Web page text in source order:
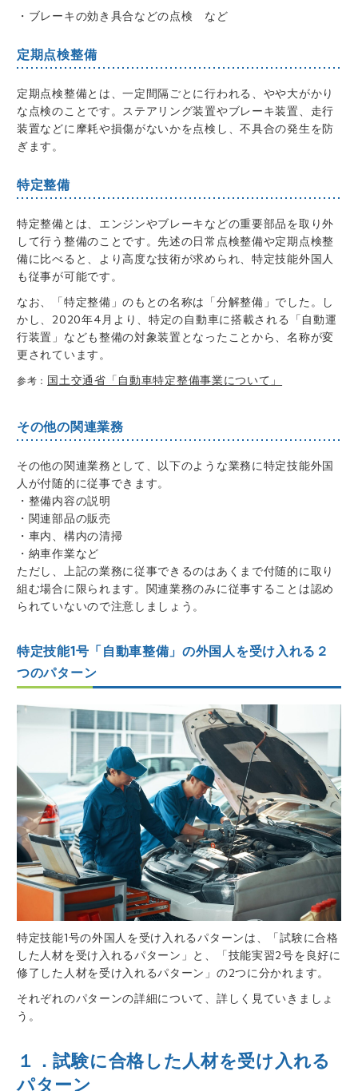
・ブレーキの効き具合などの点検 など
定期点検整備
定期点検整備とは、一定間隔ごとに行われる、やや大がかり
な点検のことです。ステアリング装置やブレーキ装置、走行
装置などに摩耗や損傷がないかを点検し、不具合の発生を防
ぎます。
特定整備
特定整備とは、エンジンやブレーキなどの重要部品を取り外
して行う整備のことです。先述の日常点検整備や定期点検整
備に比べると、より高度な技術が求められ、特定技能外国人
も従事が可能です。
なお、「特定整備」のもとの名称は「分解整備」でした。し
かし、2020年4月より、特定の自動車に搭載される「自動運
行装置」なども整備の対象装置となったことから、名称が変
更されています。
参考： 国土交通省「自動車特定整備事業について」
その他の関連業務
その他の関連業務として、以下のような業務に特定技能外国
人が付随的に従事できます。
・整備内容の説明
・関連部品の販売
・車内、構内の清掃
・納車作業など
ただし、上記の業務に従事できるのはあくまで付随的に取り
組む場合に限られます。関連業務のみに従事することは認め
られていないので注意しましょう。
特定技能1号「自動車整備」の外国人を受け入れる２
つのパターン
特定技能1号の外国人を受け入れるパターンは、「試験に合格
した人材を受け入れるパターン」と、「技能実習2号を良好に
修了した人材を受け入れるパターン」の2つに分かれます。
それぞれのパターンの詳細について、詳しく見ていきましょ
う。
１．試験に合格した人材を受け入れる
パターン